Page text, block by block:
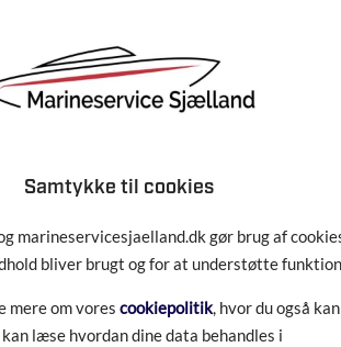
Samtykke til cookies
marineservicesjaelland.dk gør brug af
bliver brugt og for at understøtte
mere om vores cookiepolitik, hvor du også
læse hvordan dine data behandles i